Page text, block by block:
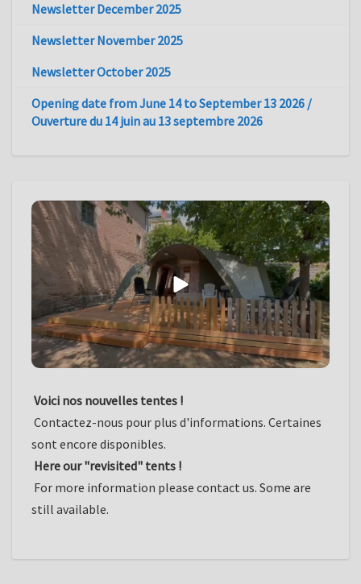
Newsletter December 2025
Newsletter November 2025
Newsletter October 2025
Opening date from June 14 to September 13 2026 /
Ouverture du 14 juin au 13 septembre 2026
Voici nos nouvelles tentes !
Contactez-nous pour plus d'informations. Certaines
sont encore disponibles.
Here our "revisited" tents !
For more information please contact us. Some are
still available.